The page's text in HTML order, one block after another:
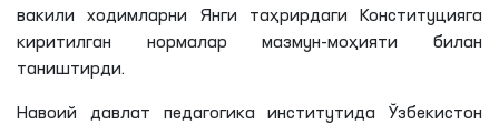
вакили ходимларни Янги таҳрирдаги Конституцияга
киритилган нормалар мазмун-моҳияти билан
таништирди.
Навоий давлат педагогика институтида Ўзбекистон